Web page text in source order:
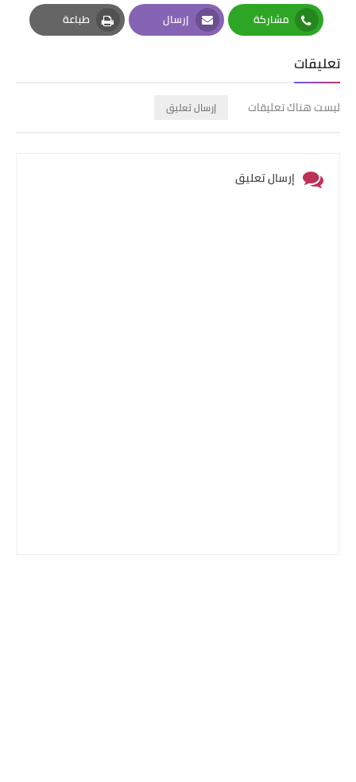
Facebook
Twitter
Pinterest
مشاركة
Whatsapp
إرسال
Email
طباعة
Print
تعليقات
ليست هناك تعليقات إرسال تعليق
إرسال تعليق